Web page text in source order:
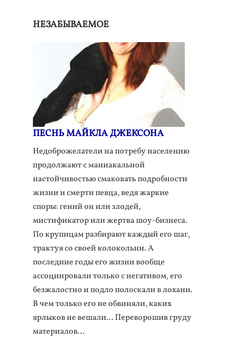
НЕЗАБЫВАЕМОЕ
ПЕСНЬ МАЙКЛА ДЖЕКСОНА
Недоброжелатели на потребу населению
продолжают с маниакальной
настойчивостью смаковать подробности
жизни и смерти певца, ведя жаркие
споры: гений он или злодей,
мистификатор или жертва шоу-бизнеса.
По крупицам разбирают каждый его шаг,
трактуя со своей колокольни. А
последние годы его жизни вообще
ассоциировали только с негативом, его
безжалостно и подло полоскали в лохани.
В чем только его не обвиняли, каких
ярлыков не вешали… Переворошив груду
материалов…